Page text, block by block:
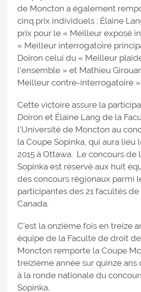
de Moncton a également
cinq prix individuels ; Élaine
prix pour le « Meilleur exposé
« Meilleur interrogatoire
Doiron celui du « Meilleur
l’ensemble » et Mathieu
Meilleur contre-interrogatoire »
Cette victoire assure la
Doiron et Élaine Lang de la
l’Université de Moncton au
la Coupe Sopinka, qui aura lieu
2015 à Ottawa. Le concours de
Sopinka est réservé aux huit
des concours régionaux parmi
participantes des 21 facultés
Canada.
C’est la onzième fois en treize
équipe de la Faculté de droit
Moncton remporte la Coupe
treizième année sur quinze ans
à la ronde nationale du
Sopinka.